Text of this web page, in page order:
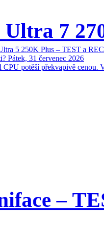
7
5 250K Plus – TEST a
Pátek, 31 červenec 2026
potěší překvapivě cenou.
–